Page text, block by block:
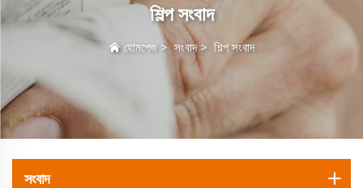
শিল্প সংবাদ
হোমপেজ>সংবাদ> শিল্প সংবাদ
সংবাদ